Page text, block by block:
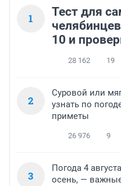
1
Тест для
10 и
28 162 19
2
Суровой или
узнать по
приметы
26 976 9
3
Погода 4
осень, —